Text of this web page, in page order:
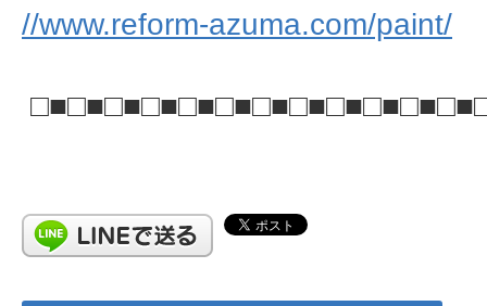
//www.reform-azuma.com/paint/